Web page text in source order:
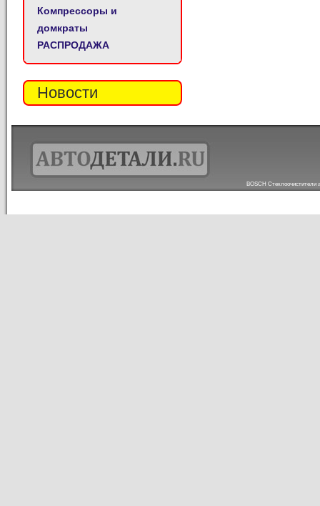
Компрессоры и
домкраты
РАСПРОДАЖА
Новости
BOSCH Стеклоочистители